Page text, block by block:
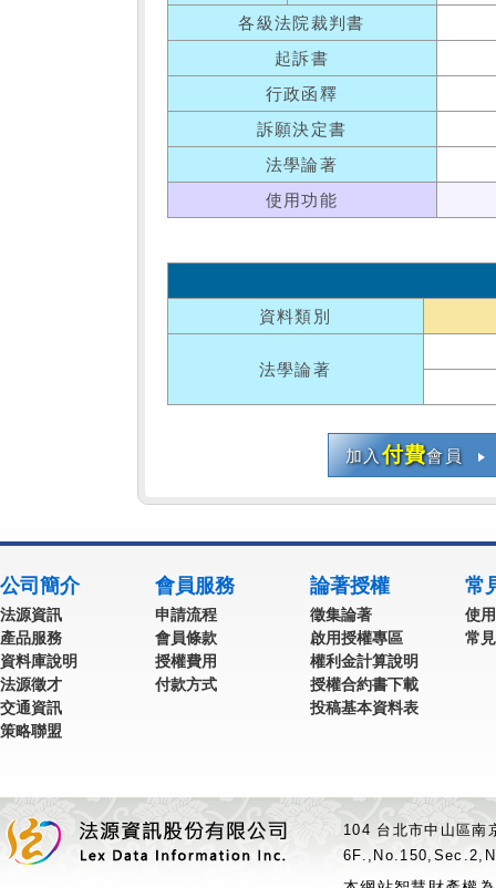
各級法院裁判書
起訴書
行政函釋
訴願決定書
法學論著
使用功能
資料類別
法學論著
加入付費會員
公司簡介
法源資訊
產品服務
資料庫說明
法源徵才
交通資訊
策略聯盟
會員服務
申請流程
會員條款
授權費用
付款方式
論著授權
徵集論著
啟用授權專區
權利金計算說明
授權合約書下載
投稿基本資料表
常
使
常
104 台北市中山區